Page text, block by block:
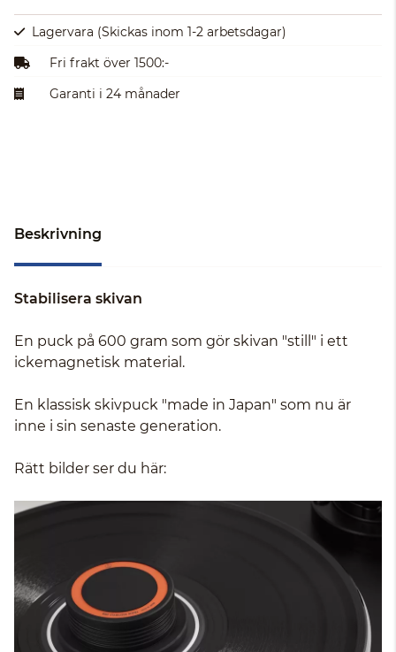
Lagervara (Skickas inom 1-2 arbetsdagar)
Fri frakt över 1500:-
Garanti i 24 månader
Beskrivning
Stabilisera skivan
En puck på 600 gram som gör skivan "still" i ett
ickemagnetisk material.
En klassisk skivpuck "made in Japan" som nu är
inne i sin senaste generation.
Rätt bilder ser du här: